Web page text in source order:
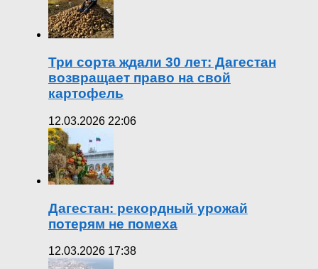
Три сорта ждали 30 лет: Дагестан
возвращает право на свой
картофель
12.03.2026 22:06
Дагестан: рекордный урожай
потерям не помеха
12.03.2026 17:38